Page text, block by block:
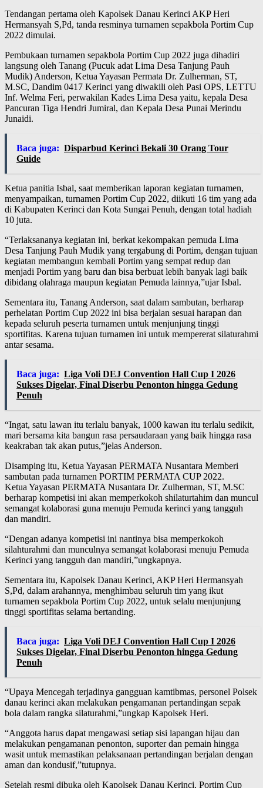
Tendangan pertama oleh Kapolsek Danau Kerinci AKP Heri
Hermansyah S,Pd, tanda resminya turnamen sepakbola Portim Cup
2022 dimulai.
Pembukaan turnamen sepakbola Portim Cup 2022 juga dihadiri
langsung oleh Tanang (Pucuk adat Lima Desa Tanjung Pauh
Mudik) Anderson, Ketua Yayasan Permata Dr. Zulherman, ST,
M.SC, Dandim 0417 Kerinci yang diwakili oleh Pasi OPS, LETTU
Inf. Welma Feri, perwakilan Kades Lima Desa yaitu, kepala Desa
Pancuran Tiga Hendri Jumiral, dan Kepala Desa Punai Merindu
Junaidi.
Baca juga: Disparbud Kerinci Bekali 30 Orang Tour
Guide
Ketua panitia Isbal, saat memberikan laporan kegiatan turnamen,
menyampaikan, turnamen Portim Cup 2022, diikuti 16 tim yang ada
di Kabupaten Kerinci dan Kota Sungai Penuh, dengan total hadiah
10 juta.
“Terlaksananya kegiatan ini, berkat kekompakan pemuda Lima
Desa Tanjung Pauh Mudik yang tergabung di Portim, dengan tujuan
kegiatan membangun kembali Portim yang sempat redup dan
menjadi Portim yang baru dan bisa berbuat lebih banyak lagi baik
dibidang olahraga maupun kegiatan Pemuda lainnya,”ujar Isbal.
Sementara itu, Tanang Anderson, saat dalam sambutan, berharap
perhelatan Portim Cup 2022 ini bisa berjalan sesuai harapan dan
kepada seluruh peserta turnamen untuk menjunjung tinggi
sportifitas. Karena tujuan turnamen ini untuk mempererat silaturahmi
antar sesama.
Baca juga: Liga Voli DEJ Convention Hall Cup I 2026
Sukses Digelar, Final Diserbu Penonton hingga Gedung
Penuh
“Ingat, satu lawan itu terlalu banyak, 1000 kawan itu terlalu sedikit,
mari bersama kita bangun rasa persaudaraan yang baik hingga rasa
keakraban tak akan putus,”jelas Anderson.
Disamping itu, Ketua Yayasan PERMATA Nusantara Memberi
sambutan pada turnamen PORTIM PERMATA CUP 2022.
Ketua Yayasan PERMATA Nusantara Dr. Zulherman, ST, M.SC
berharap kompetisi ini akan memperkokoh shilaturtahim dan muncul
semangat kolaborasi guna menuju Pemuda kerinci yang tangguh
dan mandiri.
“Dengan adanya kompetisi ini nantinya bisa memperkokoh
silahturahmi dan munculnya semangat kolaborasi menuju Pemuda
Kerinci yang tangguh dan mandiri,”ungkapnya.
Sementara itu, Kapolsek Danau Kerinci, AKP Heri Hermansyah
S,Pd, dalam arahannya, menghimbau seluruh tim yang ikut
turnamen sepakbola Portim Cup 2022, untuk selalu menjunjung
tinggi sportifitas selama bertanding.
Baca juga: Liga Voli DEJ Convention Hall Cup I 2026
Sukses Digelar, Final Diserbu Penonton hingga Gedung
Penuh
“Upaya Mencegah terjadinya gangguan kamtibmas, personel Polsek
danau kerinci akan melakukan pengamanan pertandingan sepak
bola dalam rangka silaturahmi,”ungkap Kapolsek Heri.
“Anggota harus dapat mengawasi setiap sisi lapangan hijau dan
melakukan pengamanan penonton, suporter dan pemain hingga
wasit untuk memastikan pelaksanaan pertandingan berjalan dengan
aman dan kondusif,”tutupnya.
Setelah resmi dibuka oleh Kapolsek Danau Kerinci, Portim Cup